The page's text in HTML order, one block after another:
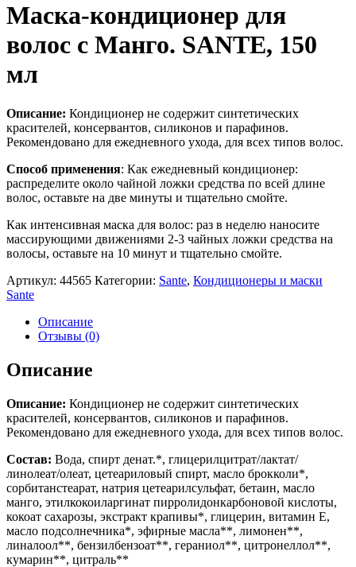
Маска-кондиционер для
волос с Манго. SANTE, 150
мл
Описание: Кондиционер не содержит синтетических
красителей, консервантов, силиконов и парафинов.
Рекомендовано для ежедневного ухода, для всех типов волос.
Способ применения: Как ежедневный кондиционер:
распределите около чайной ложки средства по всей длине
волос, оставьте на две минуты и тщательно смойте.
Как интенсивная маска для волос: раз в неделю наносите
массирующими движениями 2-3 чайных ложки средства на
волосы, оставьте на 10 минут и тщательно смойте.
Артикул: 44565 Категории: Sante, Кондиционеры и маски
Sante
Описание
Отзывы (0)
Описание
Описание: Кондиционер не содержит синтетических
красителей, консервантов, силиконов и парафинов.
Рекомендовано для ежедневного ухода, для всех типов волос.
Состав: Вода, спирт денат.*, глицерилцитрат/лактат/
линолеат/олеат, цетеариловый спирт, масло брокколи*,
сорбитанстеарат, натрия цетеарилсульфат, бетаин, масло
манго, этилкокоиларгинат пирролидонкарбоновой кислоты,
кокоат сахарозы, экстракт крапивы*, глицерин, витамин Е,
масло подсолнечника*, эфирные масла**, лимонен**,
линалоол**, бензилбензоат**, гераниол**, цитронеллол**,
кумарин**, цитраль**